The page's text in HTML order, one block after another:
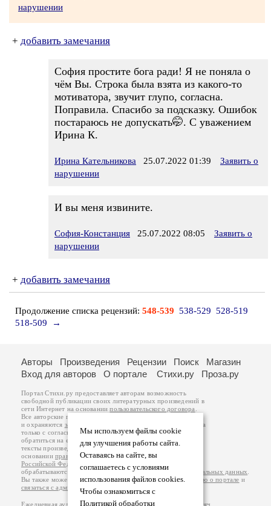
нарушении
+ добавить замечания
София простите бога ради! Я не поняла о
чём Вы. Строка была взята из какого-то
мотиватора, звучит глупо, согласна.
Поправила. Спасибо за подсказку. Ошибок
постараюсь не допускать🤭. С уважением
Ирина К.
Ирина Кательникова 25.07.2022 01:39
Заявить о
нарушении
И вы меня извините.
София-Констанция 25.07.2022 08:05
Заявить о
нарушении
+ добавить замечания
Продолжение списка рецензий: 548-539 538-529 528-519
518-509
→
Мы используем файлы cookie
для улучшения работы сайта.
Оставаясь на сайте, вы
соглашаетесь с условиями
использования файлов cookies.
Чтобы ознакомиться с
Политикой обработки
Авторы Произведения Рецензии Поиск
Магазин
Вход для авторов
О портале Стихи.ру Проза.ру
Портал Стихи.ру предоставляет авторам возможность
свободной публикации своих литературных произведений в
сети Интернет на основаниипользовательского договора
Все авторские права на произведения принадлежат авторам
и охраняются законом
. Перепечатка произведений возможна
только с согласия его автора, к которому вы можете
обратиться на его авторской странице. Ответственность за
тексты произведений авторы несут самостоятельно на
основанииправил публикацииизаконодательства
Российской Федерации
обрабатываются на основанииПолитики обработки персональных данных
Вы также можете посмотреть более подробнуюинформацию о портале и
связаться с администрацией
Ежедневная аудитория портала Стихи.ру – порядка 200 тысяч